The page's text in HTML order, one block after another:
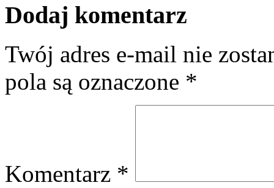
Dodaj komentarz
Twój adres e-mail nie
pola są oznaczone *
Komentarz *